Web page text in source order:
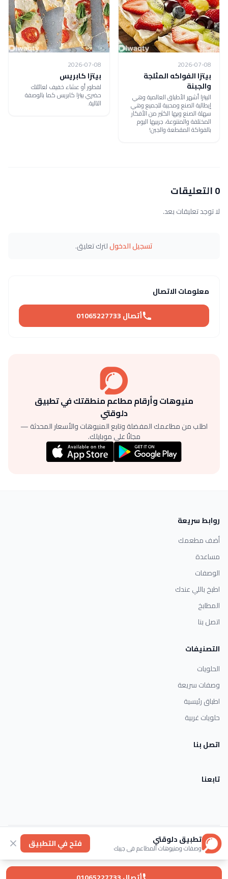
2026-07-08
بيتزا الفواكه المثلجة
والجبنة
البيتزا أشهر الأطباق العالمية وهي
إيطالية الصنع ومحببة للجميع وهي
سهلة الصنع وبها الكثير من الأفكار
المختلفة والمتنوعة، جربيها اليوم
بالفواكة المقطعة والجبن!
2026-07-08
بيتزا كابريس
لفطور أو عشاء خفيف لعائلتك
حضري بيتزا كابريس كما بالوصفة
التالية.
0 التعليقات
لا توجد تعليقات بعد.
تسجيل الدخوللترك تعليق.
معلومات الاتصال
أتصال 01065227733
منيوهات وأرقام مطاعم منطقتك في تطبيق
دلوقتي
اطلب من مطاعمك المفضلة وتابع المنيوهات والأسعار المحدثة —
مجانًا على موبايلك.
روابط سريعة
أضف مطعمك
مساعدة
الوصفات
اطبخ باللي عندك
المطابخ
اتصل بنا
التصنيفات
الحلويات
وصفات سريعة
اطباق رئيسية
حلويات غربية
اتصل بنا
تابعنا
خصوصية عنا
© 2026 Dlwaqty. جميع الحقوق محفوظة.
Powered byGAIT
تطبيق دلوقتي
وصفات ومنيوهات المطاعم في جيبك فتح في التطبيق